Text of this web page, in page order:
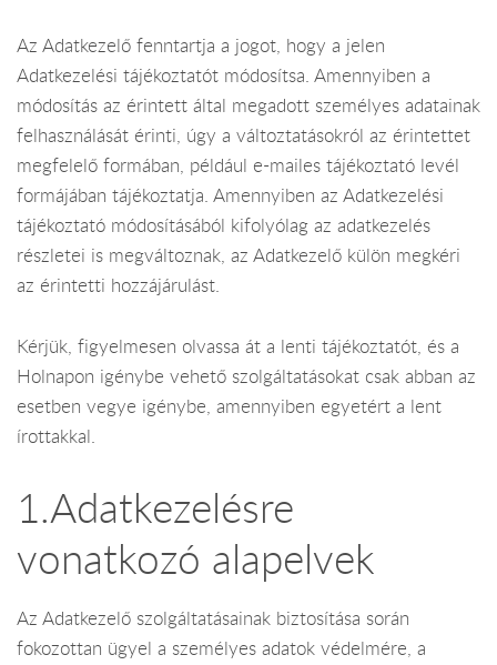
Az Adatkezelő fenntartja a jogot, hogy a jelen
Adatkezelési tájékoztatót módosítsa. Amennyiben a
módosítás az érintett által megadott személyes adatainak
felhasználását érinti, úgy a változtatásokról az érintettet
megfelelő formában, például e-mailes tájékoztató levél
formájában tájékoztatja. Amennyiben az Adatkezelési
tájékoztató módosításából kifolyólag az adatkezelés
részletei is megváltoznak, az Adatkezelő külön megkéri
az érintetti hozzájárulást.
Kérjük, figyelmesen olvassa át a lenti tájékoztatót, és a
Holnapon igénybe vehető szolgáltatásokat csak abban az
esetben vegye igénybe, amennyiben egyetért a lent
írottakkal.
1.Adatkezelésre
vonatkozó alapelvek
Az Adatkezelő szolgáltatásainak biztosítása során
fokozottan ügyel a személyes adatok védelmére, a